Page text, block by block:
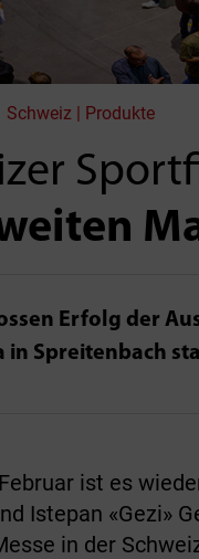
Schweiz | Produkte
Erfolg der
in Spreitenbach
ist es
Istepan «Gezi»
in der